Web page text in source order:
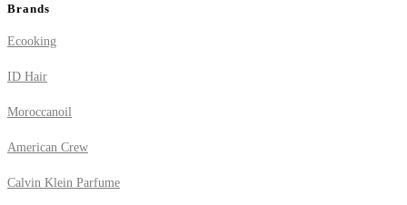
Brands
Ecooking
ID Hair
Moroccanoil
American Crew
Calvin Klein Parfume